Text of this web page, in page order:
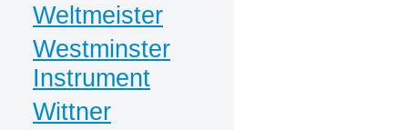
Weltmeister
Westminster
Instrument
Wittner